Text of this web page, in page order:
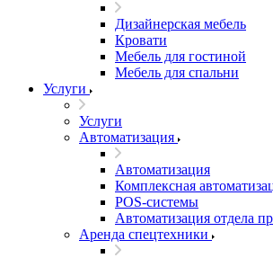
Дизайнерская мебель
Кровати
Мебель для гостиной
Мебель для спальни
Услуги
Услуги
Автоматизация
Автоматизация
Комплексная
POS-системы
Автоматизация отдела
Аренда спецтехники